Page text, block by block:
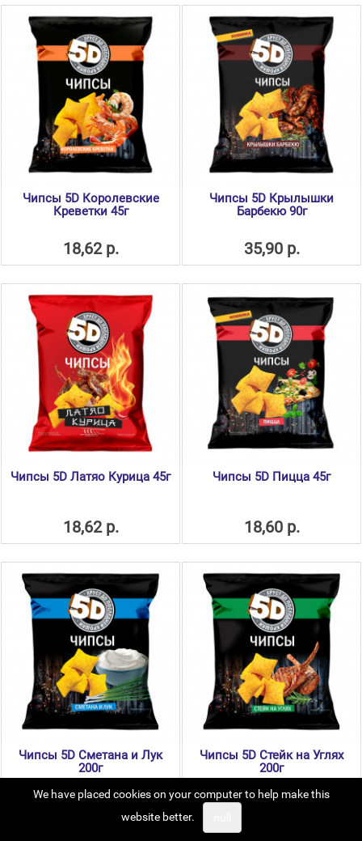
Чипсы 5D Королевские
Креветки 45г
18,62 р.
Чипсы 5D Крылышки
Барбекю 90г
35,90 р.
Чипсы 5D Латяо Курица 45г
18,62 р.
Чипсы 5D Пицца 45г
18,60 р.
Чипсы 5D Сметана и Лук
200г
68,50 р.
Чипсы 5D Стейк на Углях
200г
68,50 р.
We have placed cookies on your computer to help make this
website better.